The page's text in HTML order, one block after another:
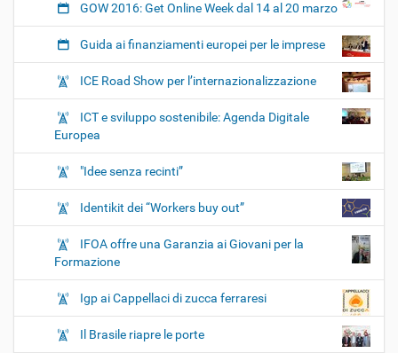
GOW 2016: Get Online Week dal 14 al 20 marzo
Guida ai finanziamenti europei per le imprese
ICE Road Show per l’internazionalizzazione
ICT e sviluppo sostenibile: Agenda Digitale
Europea
"Idee senza recinti”
Identikit dei “Workers buy out”
IFOA offre una Garanzia ai Giovani per la
Formazione
Igp ai Cappellaci di zucca ferraresi
Il Brasile riapre le porte